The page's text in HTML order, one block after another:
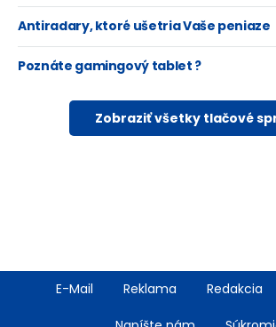
Antiradary, ktoré ušetria Vaše peniaze
Poznáte gamingový tablet ?
Zobraziť všetky tlačové
FooterE-Mail Reklama Redakcia